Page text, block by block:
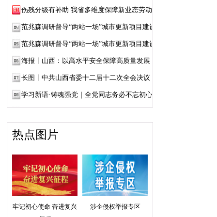
伤残分级有补助 我省多维度保障新业态劳动者...
范兆森调研督导“两站一场”城市更新项目建设
范兆森调研督导“两站一场”城市更新项目建设
海报丨山西：以高水平安全保障高质量发展
长图丨中共山西省委十二届十二次全会决议
学习新语·铸魂强党｜全党同志务必不忘初心、...
热点图片
牢记初心使命 奋进复兴
涉企侵权举报专区